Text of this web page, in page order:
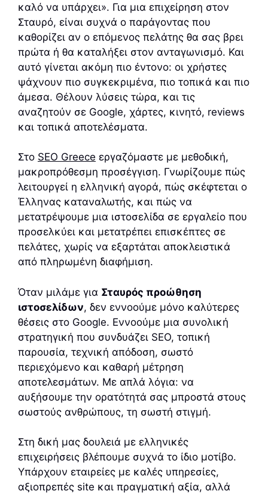
καλό να υπάρχει». Για μια επιχείρηση στον
Σταυρό, είναι συχνά ο παράγοντας που
καθορίζει αν ο επόμενος πελάτης θα σας βρει
πρώτα ή θα καταλήξει στον ανταγωνισμό. Και
αυτό γίνεται ακόμη πιο έντονο: οι χρήστες
ψάχνουν πιο συγκεκριμένα, πιο τοπικά και πιο
άμεσα. Θέλουν λύσεις τώρα, και τις
αναζητούν σε Google, χάρτες, κινητό, reviews
και τοπικά αποτελέσματα.
Στο SEO Greece εργαζόμαστε με μεθοδική,
μακροπρόθεσμη προσέγγιση. Γνωρίζουμε πώς
λειτουργεί η ελληνική αγορά, πώς σκέφτεται ο
Έλληνας καταναλωτής, και πώς να
μετατρέψουμε μια ιστοσελίδα σε εργαλείο που
προσελκύει και μετατρέπει επισκέπτες σε
πελάτες, χωρίς να εξαρτάται αποκλειστικά
από πληρωμένη διαφήμιση.
Όταν μιλάμε για Σταυρός προώθηση
ιστοσελίδων, δεν εννοούμε μόνο καλύτερες
θέσεις στο Google. Εννοούμε μια συνολική
στρατηγική που συνδυάζει SEO, τοπική
παρουσία, τεχνική απόδοση, σωστό
περιεχόμενο και καθαρή μέτρηση
αποτελεσμάτων. Με απλά λόγια: να
αυξήσουμε την ορατότητά σας μπροστά στους
σωστούς ανθρώπους, τη σωστή στιγμή.
Στη δική μας δουλειά με ελληνικές
επιχειρήσεις βλέπουμε συχνά το ίδιο μοτίβο.
Υπάρχουν εταιρείες με καλές υπηρεσίες,
αξιοπρεπές site και πραγματική αξία, αλλά